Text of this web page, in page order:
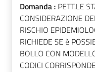
Domanda : PETT.LE
CONSIDERAZIONE
RISCHIO
RICHIEDE SE è
BOLLO CON
CODICI